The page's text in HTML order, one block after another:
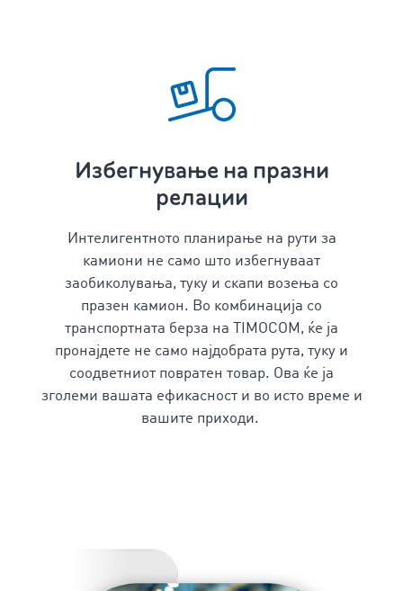
Избегнување на празни
релации
Интелигентното планирање на рути за
камиони не само што избегнуваат
заобиколувања, туку и скапи возења со
празен камион. Во комбинација со
транспортната берза на TIMOCOM, ќе ја
пронајдете не само најдобрата рута, туку и
соодветниот повратен товар. Ова ќе ја
зголеми вашата ефикасност и во исто време и
вашите приходи.